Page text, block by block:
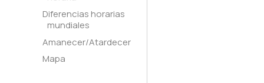
Diferencias horarias
mundiales
Amanecer/Atardecer
Mapa